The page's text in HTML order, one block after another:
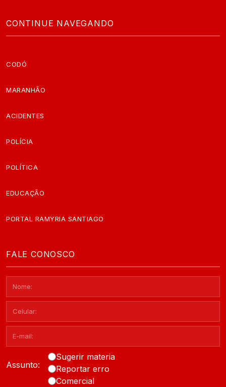
CONTINUE NAVEGANDO
CODÓ
MARANHÃO
ACIDENTES
POLÍCIA
POLÍTICA
EDUCAÇÃO
PORTAL RAMYRIA SANTIAGO
FALE CONOSCO
Assunto:
Sugerir materia
Reportar erro
Comercial